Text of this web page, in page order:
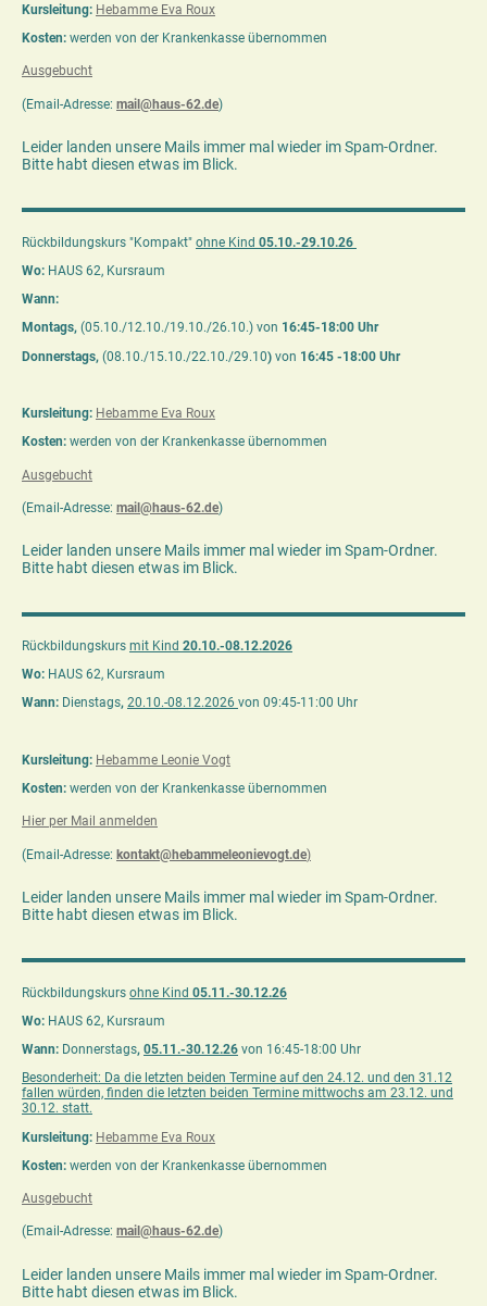
Kursleitung: Hebamme Eva Roux
Kosten: werden von der Krankenkasse übernommen
Ausgebucht
(Email-Adresse: mail@haus-62.de)
Leider landen unsere Mails immer mal wieder im Spam-Ordner.
Bitte habt diesen etwas im Blick.
Rückbildungskurs "Kompakt" ohne Kind 05.10.-29.10.26
Wo: HAUS 62, Kursraum
Wann:
Montags, (05.10./12.10./19.10./26.10.) von 16:45-18:00 Uhr
Donnerstags, (08.10./15.10./22.10./29.10) von 16:45 -18:00 Uhr
Kursleitung: Hebamme Eva Roux
Kosten: werden von der Krankenkasse übernommen
Ausgebucht
(Email-Adresse: mail@haus-62.de)
Leider landen unsere Mails immer mal wieder im Spam-Ordner.
Bitte habt diesen etwas im Blick.
Rückbildungskurs mit Kind 20.10.-08.12.2026
Wo: HAUS 62, Kursraum
Wann: Dienstags, 20.10.-08.12.2026 von 09:45-11:00 Uhr
Kursleitung: Hebamme Leonie Vogt
Kosten: werden von der Krankenkasse übernommen
Hier per Mail anmelden
(Email-Adresse: kontakt@hebammeleonievogt.de)
Leider landen unsere Mails immer mal wieder im Spam-Ordner.
Bitte habt diesen etwas im Blick.
Rückbildungskurs ohne Kind 05.11.-30.12.26
Wo: HAUS 62, Kursraum
Wann: Donnerstags, 05.11.-30.12.26 von 16:45-18:00 Uhr
Besonderheit: Da die letzten beiden Termine auf den 24.12. und den 31.12
fallen würden, finden die letzten beiden Termine mittwochs am 23.12. und
30.12. statt.
Kursleitung: Hebamme Eva Roux
Kosten: werden von der Krankenkasse übernommen
Ausgebucht
(Email-Adresse: mail@haus-62.de)
Leider landen unsere Mails immer mal wieder im Spam-Ordner.
Bitte habt diesen etwas im Blick.